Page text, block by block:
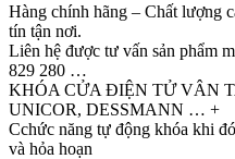
Hàng chính hãng – Chất lượng
tín tận nơi.
Liên hệ được tư vấn sản phẩm
829 280 …
KHÓA CỬA ĐIỆN TỬ VÂN
UNICOR, DESSMANN … +
Cchức năng tự động khóa khi
và hỏa hoạn